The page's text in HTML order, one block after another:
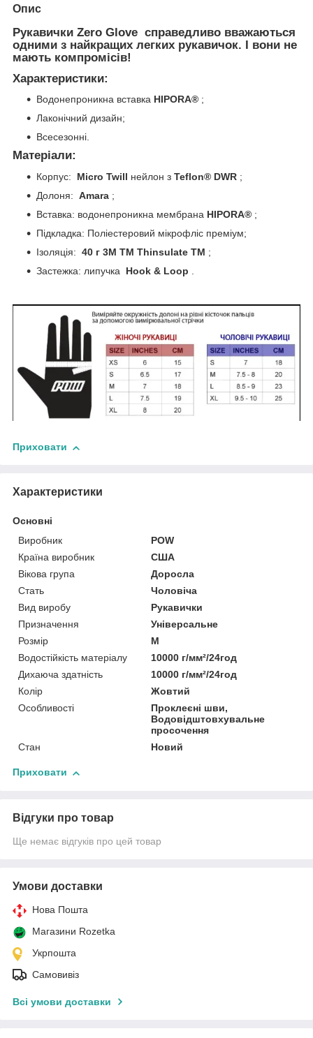
Опис
Рукавички Zero Glove справедливо вважаються
одними з найкращих легких рукавичок. І вони не
мають компромісів!
Характеристики:
Водонепроникна вставка HIPORA® ;
Лаконічний дизайн;
Всесезонні.
Матеріали:
Корпус: Micro Twill нейлон з Teflon® DWR ;
Долоня: Amara ;
Вставка: водонепроникна мембрана HIPORA® ;
Підкладка: Поліестеровий мікрофліс преміум;
Ізоляція: 40 г 3М TM Thinsulate TM ;
Застежка: липучка Hook & Loop
Приховати
Характеристики
Основні
Виробник
POW
Країна виробник
США
Вікова група
Доросла
Стать
Чоловіча
Вид виробу
Рукавички
Призначення
Універсальне
Розмір
M
Водостійкість матеріалу
10000 г/мм²/24год
Дихаюча здатність
10000 г/мм²/24год
Колір
Жовтий
Особливості
Проклеєні шви,
Водовідштовхувальне
просочення
Стан
Новий
Приховати
Відгуки про товар
Ще немає відгуків про цей товар
Умови доставки
Нова Пошта
Магазини Rozetka
Укрпошта
Самовивіз
Всі умови доставки